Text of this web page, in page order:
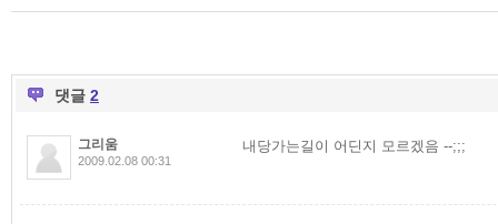
댓글 2
그리움
2009.02.08 00:31
내당가는길이 어딘지 모르겠음 --;;;